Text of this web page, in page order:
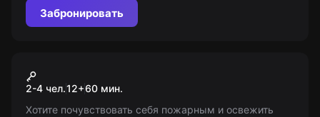
осведомителя! 14+
Забронировать
Пожарный квест
2-4 чел.12+60 мин.
Хотите почувствовать себя пожарным и освежить